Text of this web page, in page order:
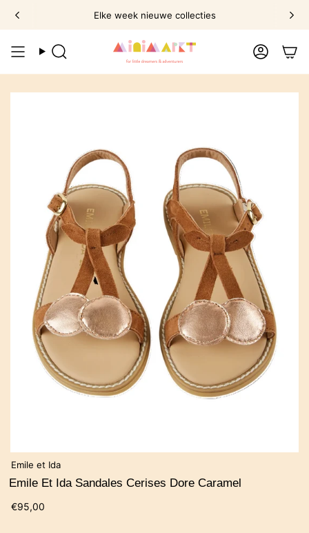
naar
Elke week nieuwe collecties
Zoek Account
Emile et Ida
Emile Et Ida Sandales Cerises Dore Caramel
€95,00